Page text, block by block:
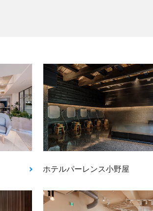
ホテルパーレンス小野屋